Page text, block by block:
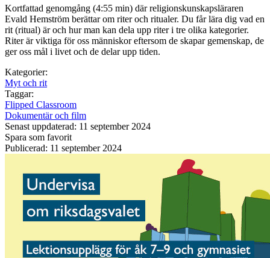
Kortfattad genomgång (4:55 min) där religionskunskapsläraren
Evald Hemström berättar om riter och ritualer. Du får lära dig vad en
rit (ritual) är och hur man kan dela upp riter i tre olika kategorier.
Riter är viktiga för oss människor eftersom de skapar gemenskap, de
ger oss mål i livet och de delar upp tiden.
Kategorier:
Myt och rit
Taggar:
Flipped Classroom
Dokumentär och film
Senast uppdaterad: 11 september 2024
Spara som favorit
Publicerad: 11 september 2024